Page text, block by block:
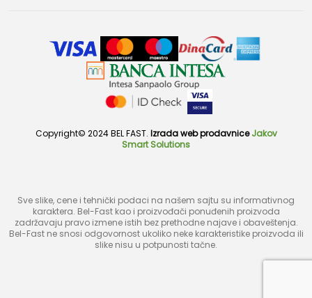
Copyright© 2024 BEL FAST. Izrada web prodavnice Jakov
Smart Solutions
Sve slike, cene i tehnički podaci na našem sajtu su informativnog
karaktera. Bel-Fast kao i proizvođači ponuđenih proizvoda
zadržavaju pravo izmene istih bez prethodne najave i obaveštenja.
Bel-Fast ne snosi odgovornost ukoliko neke karakteristike proizvoda ili
slike nisu u potpunosti tačne.